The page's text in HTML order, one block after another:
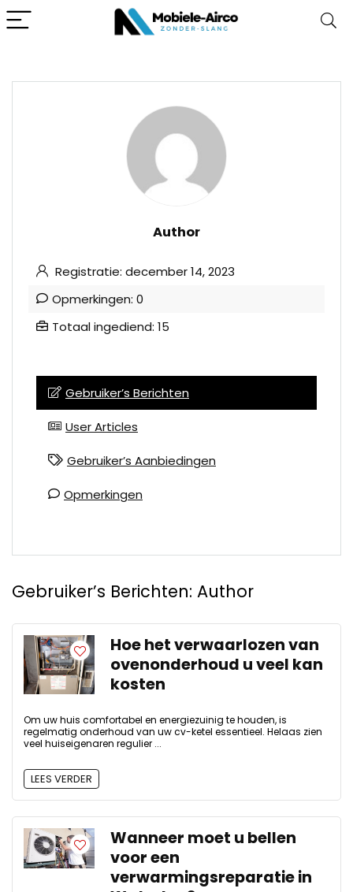
Author
Registratie: december 14, 2023
Opmerkingen: 0
Totaal ingediend: 15
Gebruiker’s Berichten
User Articles
Gebruiker’s Aanbiedingen
Opmerkingen
Gebruiker’s Berichten: Author
Hoe het verwaarlozen van
ovenonderhoud u veel kan
kosten
Om uw huis comfortabel en energiezuinig te houden, is
regelmatig onderhoud van uw cv-ketel essentieel. Helaas zien
veel huiseigenaren regulier ...
LEES VERDER
Wanneer moet u bellen
voor een
verwarmingsreparatie in